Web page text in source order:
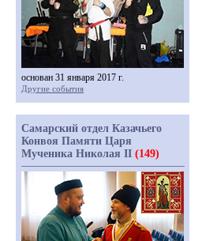
основан 31 января 2017 г.
Другие события
Самарский отдел Казачьего
Конвоя Памяти Царя
Мученика Николая II (149)